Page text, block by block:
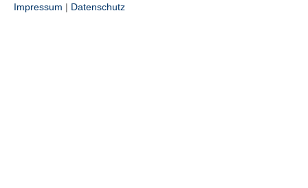
Impressum | Datenschutz